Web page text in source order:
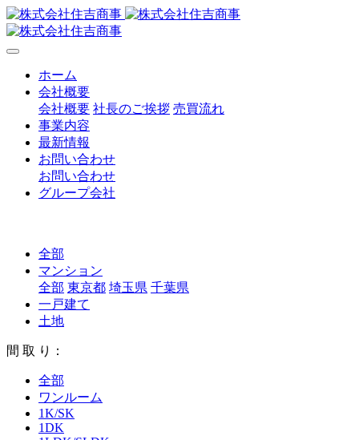
ホーム
会社概要
会社概要 社長のご挨拶 売買流れ
事業内容
最新情報
お問い合わせ
お問い合わせ
グループ会社
全部
マンション
全部 東京都 埼玉県 千葉県
一戸建て
土地
間 取 り：
全部
ワンルーム
1K/SK
1DK